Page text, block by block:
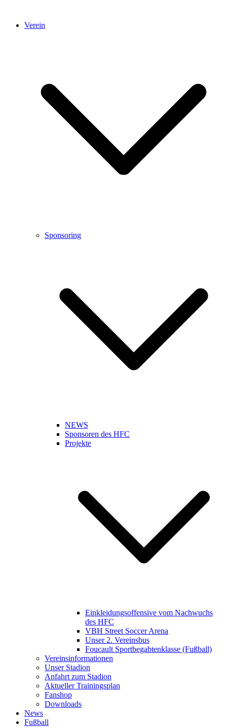
Verein
Sponsoring
NEWS
Sponsoren des HFC
Projekte
Einkleidungsoffensive vom Nachwuchs
des HFC
VBH Street Soccer Arena
Unser 2. Vereinsbus
Foucault Sportbegabtenklasse (Fußball)
Vereinsinformationen
Unser Stadion
Anfahrt zum Stadion
Aktueller Trainingsplan
Fanshop
Downloads
News
Fußball